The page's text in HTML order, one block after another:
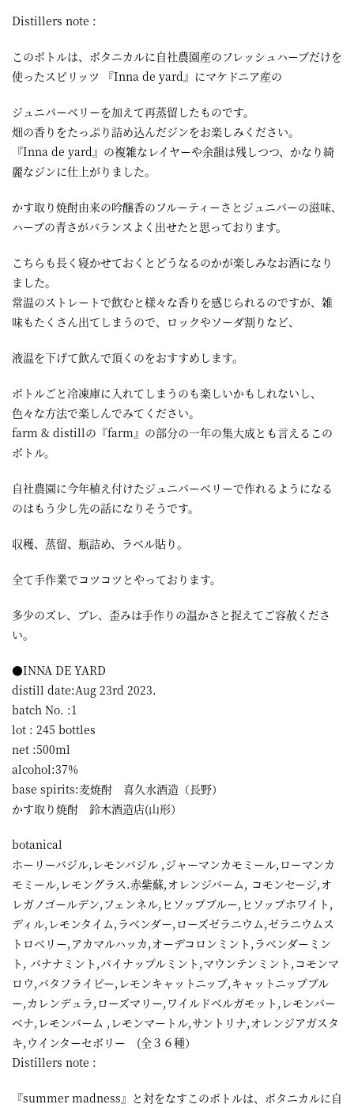
Distillers note :
このボトルは、ボタニカルに自社農園産のフレッシュハーブだけを
使ったスピリッツ 『Inna de yard』にマケドニア産の
ジュニパーベリーを加えて再蒸留したものです。
畑の香りをたっぷり詰め込んだジンをお楽しみください。
『Inna de yard』の複雑なレイヤーや余韻は残しつつ、かなり綺
麗なジンに仕上がりました。
かす取り焼酎由来の吟醸香のフルーティーさとジュニパーの滋味、
ハーブの青さがバランスよく出せたと思っております。
こちらも長く寝かせておくとどうなるのかが楽しみなお酒になり
ました。
常温のストレートで飲むと様々な香りを感じられるのですが、雑
味もたくさん出てしまうので、ロックやソーダ割りなど、
液温を下げて飲んで頂くのをおすすめします。
ボトルごと冷凍庫に入れてしまうのも楽しいかもしれないし、
色々な方法で楽しんでみてください。
farm & distillの『farm』の部分の一年の集大成とも言えるこの
ボトル。
自社農園に今年植え付けたジュニパーベリーで作れるようになる
のはもう少し先の話になりそうです。
収穫、蒸留、瓶詰め、ラベル貼り。
全て手作業でコツコツとやっております。
多少のズレ、ブレ、歪みは手作りの温かさと捉えてご容赦くださ
い。
●INNA DE YARD
distill date:Aug 23rd 2023.
batch No. :1
lot : 245 bottles
net :500ml
alcohol:37%
base spirits:麦焼酎 喜久水酒造（長野）
かす取り焼酎 鈴木酒造店(山形）
botanical
ホーリーバジル,レモンバジル ,ジャーマンカモミール,ローマンカ
モミール,レモングラス.赤紫蘇,オレンジバーム, コモンセージ,オ
レガノゴールデン,フェンネル,ヒソップブルー,ヒソップホワイト,
ディル,レモンタイム,ラベンダー,ローズゼラニウム,ゼラニウムス
トロベリー,アカマルハッカ,オーデコロンミント,ラベンダーミン
ト, バナナミント,パイナップルミント,マウンテンミント,コモンマ
ロウ,バタフライピー,レモンキャットニップ,キャットニップブル
ー,カレンデュラ,ローズマリー,ワイルドベルガモット,レモンバー
ベナ,レモンバーム ,レモンマートル,サントリナ,オレンジアガスタ
キ,ウインターセボリー (全３６種）
Distillers note :
『summer madness』と対をなすこのボトルは、ボタニカルに自